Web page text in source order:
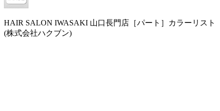
HAIR SALON IWASAKI 山口長門店［パート］カラーリスト
(株式会社ハクブン)